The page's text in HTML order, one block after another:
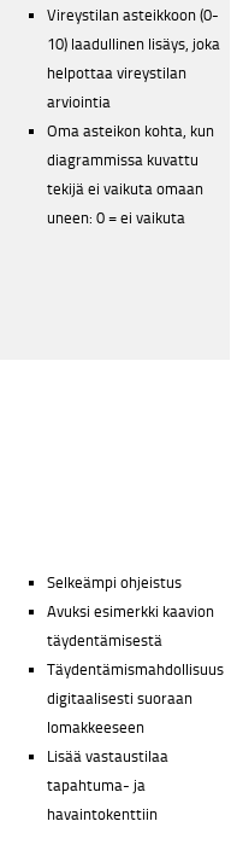
Vireystilan asteikkoon (0-
10) laadullinen lisäys, joka
helpottaa vireystilan
arviointia
Oma asteikon kohta, kun
diagrammissa kuvattu
tekijä ei vaikuta omaan
uneen: 0 = ei vaikuta
Selkeämpi ohjeistus
Avuksi esimerkki kaavion
täydentämisestä
Täydentämismahdollisuus
digitaalisesti suoraan
lomakkeeseen
Lisää vastaustilaa
tapahtuma- ja
havaintokenttiin